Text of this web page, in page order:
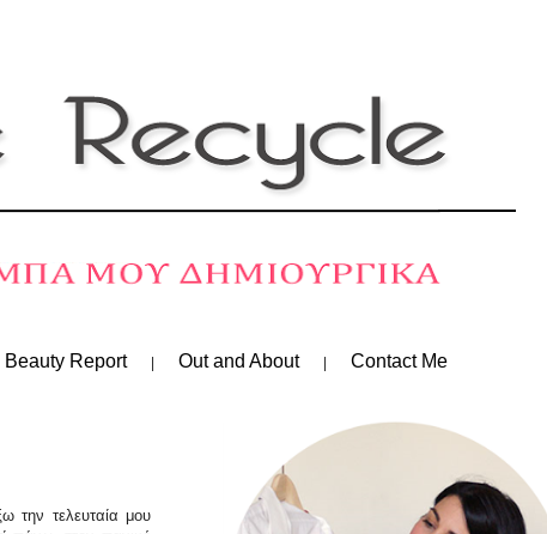
Beauty Report Out and About Contact Me
την τελευταία μου